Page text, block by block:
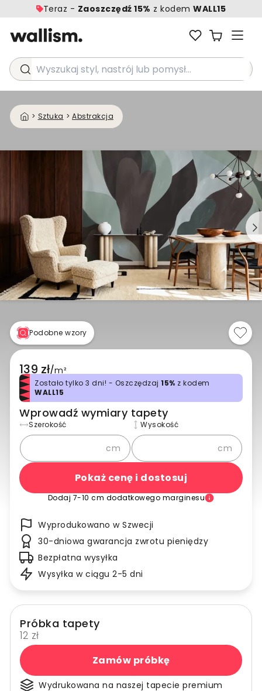
Teraz - Zaoszczędź 15% z kodemWALL15
Wyszukaj styl, nastrój lub pomysł...
> Sztuka > Abstrakcja
Podobne wzory
139 zł/m²
Zostało tylko 3 dni! - Oszczędzaj 15% z kodem
WALL15
Wprowadź wymiary tapety
Szerokość
cm
Wysokość
cm
Pokaż cenę i dostosuj
Dodaj 7-10 cm dodatkowego marginesu
Wyprodukowano w Szwecji
30-dniowa gwarancja zwrotu pieniędzy
Bezpłatna wysyłka
Wysyłka w ciągu 2-5 dni
Próbka tapety
12 zł
Zamów próbkę
Wydrukowana na naszej tapecie premium